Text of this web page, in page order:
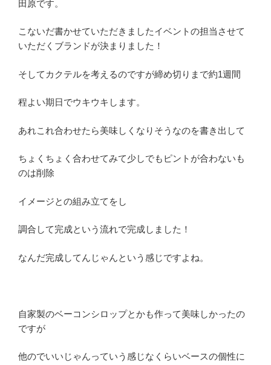
田原です。
こないだ書かせていただきましたイベントの担当させて
いただくブランドが決まりました！
そしてカクテルを考えるのですが締め切りまで約1週間
程よい期日でウキウキします。
あれこれ合わせたら美味しくなりそうなのを書き出して
ちょくちょく合わせてみて少しでもピントが合わないも
のは削除
イメージとの組み立てをし
調合して完成という流れで完成しました！
なんだ完成してんじゃんという感じですよね。
自家製のベーコンシロップとかも作って美味しかったの
ですが
他のでいいじゃんっていう感じなくらいベースの個性に